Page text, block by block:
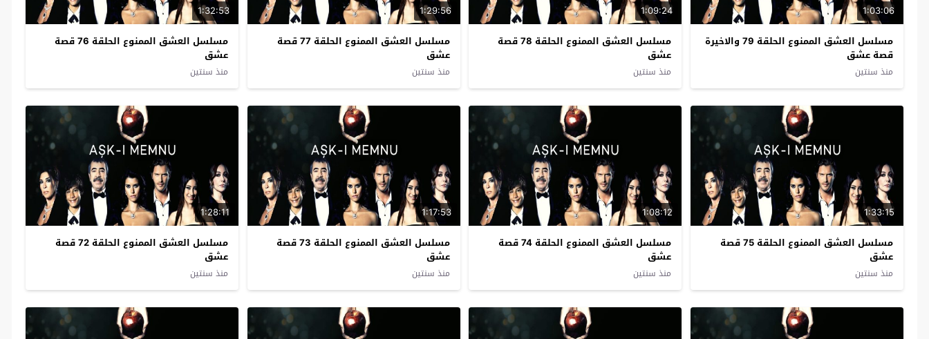
1:03:06
مسلسل العشق الممنوع الحلقة 79 والاخيرة
قصة عشق
منذ سنتين
1:09:24
مسلسل العشق الممنوع الحلقة 78 قصة
عشق
منذ سنتين
1:29:56
مسلسل العشق الممنوع الحلقة 77 قصة
عشق
منذ سنتين
1:32:53
مسلسل العشق الممنوع الحلقة 76 قصة
عشق
منذ سنتين
1:33:15
مسلسل العشق الممنوع الحلقة 75 قصة
عشق
منذ سنتين
1:08:12
مسلسل العشق الممنوع الحلقة 74 قصة
عشق
منذ سنتين
1:17:53
مسلسل العشق الممنوع الحلقة 73 قصة
عشق
منذ سنتين
1:28:11
مسلسل العشق الممنوع الحلقة 72 قصة
عشق
منذ سنتين